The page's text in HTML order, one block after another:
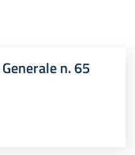
n. 65